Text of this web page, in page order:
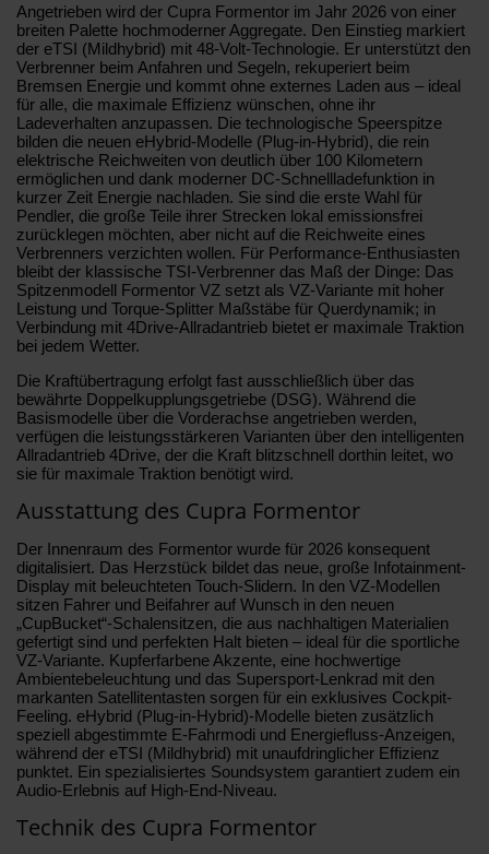
Angetrieben wird der Cupra Formentor im Jahr 2026 von einer
breiten Palette hochmoderner Aggregate. Den Einstieg markiert
der eTSI (Mildhybrid) mit 48-Volt-Technologie. Er unterstützt den
Verbrenner beim Anfahren und Segeln, rekuperiert beim
Bremsen Energie und kommt ohne externes Laden aus – ideal
für alle, die maximale Effizienz wünschen, ohne ihr
Ladeverhalten anzupassen. Die technologische Speerspitze
bilden die neuen eHybrid-Modelle (Plug-in-Hybrid), die rein
elektrische Reichweiten von deutlich über 100 Kilometern
ermöglichen und dank moderner DC-Schnellladefunktion in
kurzer Zeit Energie nachladen. Sie sind die erste Wahl für
Pendler, die große Teile ihrer Strecken lokal emissionsfrei
zurücklegen möchten, aber nicht auf die Reichweite eines
Verbrenners verzichten wollen. Für Performance-Enthusiasten
bleibt der klassische TSI-Verbrenner das Maß der Dinge: Das
Spitzenmodell Formentor VZ setzt als VZ-Variante mit hoher
Leistung und Torque-Splitter Maßstäbe für Querdynamik; in
Verbindung mit 4Drive-Allradantrieb bietet er maximale Traktion
bei jedem Wetter.
Die Kraftübertragung erfolgt fast ausschließlich über das
bewährte Doppelkupplungsgetriebe (DSG). Während die
Basismodelle über die Vorderachse angetrieben werden,
verfügen die leistungsstärkeren Varianten über den intelligenten
Allradantrieb 4Drive, der die Kraft blitzschnell dorthin leitet, wo
sie für maximale Traktion benötigt wird.
Ausstattung des Cupra Formentor
Der Innenraum des Formentor wurde für 2026 konsequent
digitalisiert. Das Herzstück bildet das neue, große Infotainment-
Display mit beleuchteten Touch-Slidern. In den VZ-Modellen
sitzen Fahrer und Beifahrer auf Wunsch in den neuen
„CupBucket“-Schalensitzen, die aus nachhaltigen Materialien
gefertigt sind und perfekten Halt bieten – ideal für die sportliche
VZ-Variante. Kupferfarbene Akzente, eine hochwertige
Ambientebeleuchtung und das Supersport-Lenkrad mit den
markanten Satellitentasten sorgen für ein exklusives Cockpit-
Feeling. eHybrid (Plug-in-Hybrid)-Modelle bieten zusätzlich
speziell abgestimmte E-Fahrmodi und Energiefluss-Anzeigen,
während der eTSI (Mildhybrid) mit unaufdringlicher Effizienz
punktet. Ein spezialisiertes Soundsystem garantiert zudem ein
Audio-Erlebnis auf High-End-Niveau.
Technik des Cupra Formentor